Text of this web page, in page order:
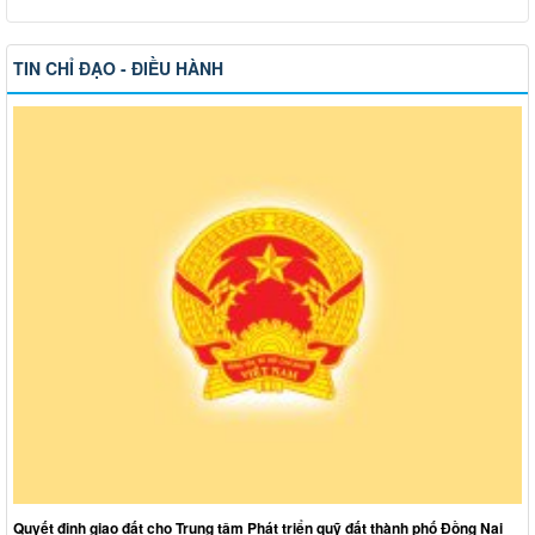
TIN CHỈ ĐẠO - ĐIỀU HÀNH
Quyết định giao đất cho Trung tâm Phát triển quỹ đất thành phố Đồng Nai